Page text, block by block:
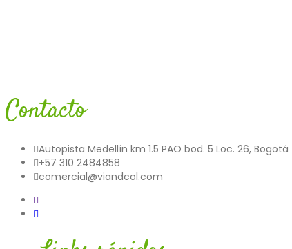
Contacto
Autopista Medellín km 1.5 PAO bod. 5 Loc. 26, Bogotá
+57 310 2484858
comercial@viandcol.com